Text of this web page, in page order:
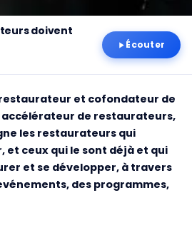
doivent
Écouter
et cofondateur de
accélérateur de restaurateurs,
les restaurateurs qui
et ceux qui le sont déjà et qui
et se développer, à travers
des programmes,